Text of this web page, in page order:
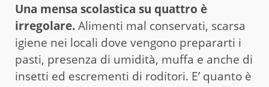
Una mensa scolastica su quattro è
irregolare.Alimenti mal conservati, scarsa
igiene nei locali dove vengono prepararti i
pasti, presenza di umidità, muffa e anche di
insetti ed escrementi di roditori. E’ quanto è